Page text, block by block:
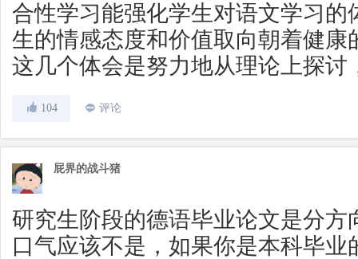
合性学习能强化学生对语文学习的
生的情感态度和价值取向朝着健康
这几个体会是努力地从理论上探讨
104 评论
屁界的战斗猪
研究生阶段的德语毕业论文是分方
口气应该不是，如果你是本科毕业